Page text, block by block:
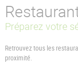
Préparez votre
Retrouvez tous les
proximité.